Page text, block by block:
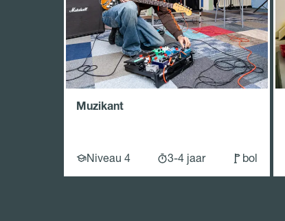
Muzikant
Niveau 4 3-4 jaar bol